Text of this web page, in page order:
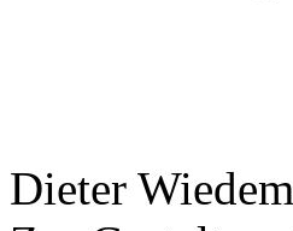
Dieter